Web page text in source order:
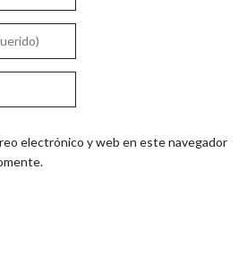
electrónico y web en este navegador